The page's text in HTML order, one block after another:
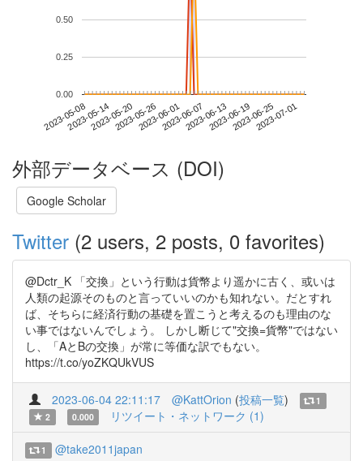
2023-05-082023-05-142023-05-202023-05-262023-06-012023-06-072023-06-132023-06-192023-06-252023-07-01
0.00
0.25
0.50
外部データベース (DOI)
Google Scholar
Twitter (2 users, 2 posts, 0 favorites)
@Dctr_K 「交換」という行動は貨幣より遥かに古く、或いは
人類の起源そのものと言っていいのかも知れない。だとすれ
ば、そちらに経済行動の基礎を置こうと考えるのも理由のな
い事ではないんでしょう。 しかし断じて"交換=貨幣"ではない
し、「AとBの交換」が常に等価な訳でもない。
https://t.co/yoZKQUkVUS
2023-06-04 22:11:17 @KattOrion (投稿一覧)
1
2
0.000 リツイート・ネットワーク (1)
1 @take2011japan